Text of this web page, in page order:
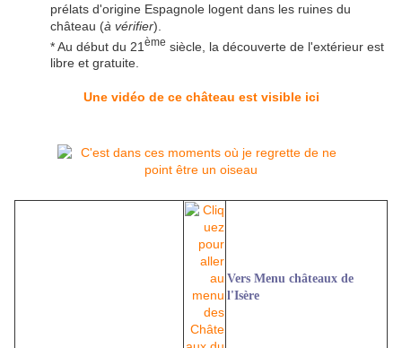
prélats d'origine Espagnole logent dans les ruines du
château (à vérifier).
* Au début du 21 ème siècle, la découverte de l'extérieur est
libre et gratuite.
Une vidéo de ce château est visible ici
Vers Menu châteaux de
l'Isère